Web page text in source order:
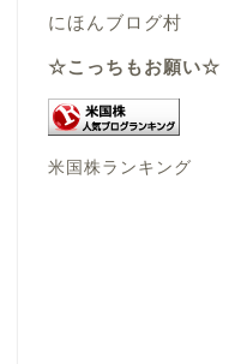
にほんブログ村
☆こっちもお願い☆
米国株ランキング